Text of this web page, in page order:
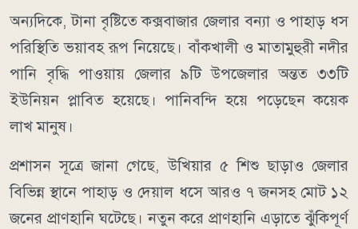
অন্যদিকে, টানা বৃষ্টিতে কক্সবাজার জেলার বন্যা ও পাহাড় ধস
পরিস্থিতি ভয়াবহ রূপ নিয়েছে। বাঁকখালী ও মাতামুহুরী নদীর
পানি বৃদ্ধি পাওয়ায় জেলার ৯টি উপজেলার অন্তত ৩৩টি
ইউনিয়ন প্লাবিত হয়েছে। পানিবন্দি হয়ে পড়েছেন কয়েক
লাখ মানুষ।
প্রশাসন সূত্রে জানা গেছে, উখিয়ার ৫ শিশু ছাড়াও জেলার
বিভিন্ন স্থানে পাহাড় ও দেয়াল ধসে আরও ৭ জনসহ মোট ১২
জনের প্রাণহানি ঘটেছে। নতুন করে প্রাণহানি এড়াতে ঝুঁকিপূর্ণ